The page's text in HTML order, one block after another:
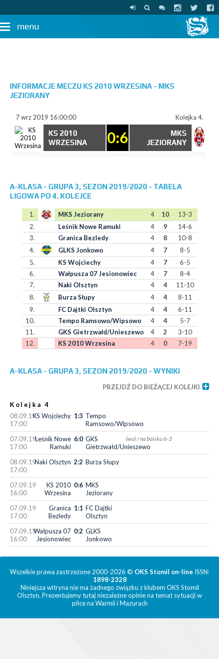
menu
INFORMACJE MECZU KS 2010 WRZESINA - MKS
JEZIORANY
7 wrz 2019 16:00:00 Kolejka 4.
KS 2010
WRZESINA
0:6
MKS
JEZIORANY
A-KLASA - GRUPA 3, SEZON 2019/2020 - TABELA
LIGOWA PO 4. KOLEJCE
1. MKS Jeziorany 4 10
13-3
2.
Leśnik Nowe Ramuki 4 9
14-6
3.
Granica Bezledy 4 8
10-8
4.
GLKS Jonkowo 4 7
8-5
5.
KS Wojciechy 4 7
6-5
6.
Wałpusza 07 Jesionowiec 4 7
8-4
7.
Naki Olsztyn 4 4
11-10
8.
Burza Słupy 4 4
8-11
9.
FC Dajtki Olsztyn 4 4
6-11
10.
Tempo Ramsowo/Wipsowo 4 4
5-7
11.
GKS Gietrzwałd/Unieszewo 4 2
3-10
12.
KS 2010 Wrzesina 4 0 7-19
A-KLASA - GRUPA 3, SEZON 2019/2020 - WYNIKI
PRZEJDŹ DO BIEŻĄCEJ KOLEJKI
Kolejka 4
08.09.19
17:00
KS Wojciechy 1:3 Tempo
Ramsowo/Wipsowo
07.09.19
17:00
Leśnik Nowe
Ramuki
6:0 GKS
Gietrzwałd/Unieszewo
(wo) / na boisku 6-3
08.09.19
17:00
Naki Olsztyn 2:2 Burza Słupy
07.09.19
16:00
KS 2010
Wrzesina
0:6 MKS
Jeziorany
07.09.19
17:00
Granica
Bezledy
1:1 FC Dajtki
Olsztyn
07.09.19
16:00
Wałpusza 07
Jesionowiec
0:2 GLKS
Jonkowo
Wszelkie prawa zastrzeżone 2000-2026 © OKS Stomil on-line ISSN:
1898-2328
Niniejsza witryna nie ma żadnego związku z klubem OKS Stomil
Olsztyn. Prezentujemy tutaj niezależne opinie na temat sytuacji w
piłce na Warmii i Mazurach